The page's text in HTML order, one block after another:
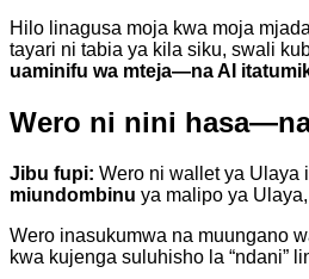
Hilo linagusa moja kwa moja
tayari ni tabia ya kila siku, swali
uaminifu wa mteja—na AI
Wero ni nini
Jibu fupi: Wero ni wallet ya Ulaya
miundombinu ya malipo ya
Wero inasukumwa na muungano
kwa kujenga suluhisho la “ndani”